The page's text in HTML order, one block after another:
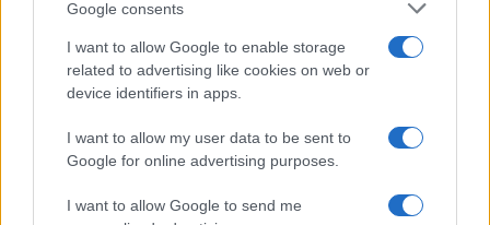
Google consents
I want to allow Google to enable storage
related to advertising like cookies on web or
device identifiers in apps.
I want to allow my user data to be sent to
Google for online advertising purposes.
I want to allow Google to send me